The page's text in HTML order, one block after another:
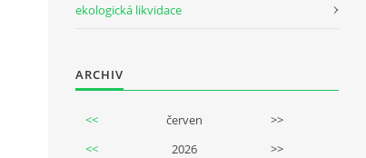
ekologická likvidace
ARCHIV
<< červen
>>
<<
2026
>>